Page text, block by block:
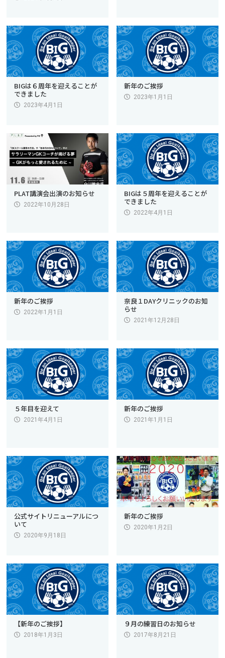
BIGは６周年を迎えることが
できました
2023年4月1日
新年のご挨拶
2023年1月1日
PLAT講演会出演のお知らせ
2022年10月28日
BIGは５周年を迎えることが
できました
2022年4月1日
新年のご挨拶
2022年1月1日
奈良１DAYクリニックのお知
らせ
2021年12月28日
５年目を迎えて
2021年4月1日
新年のご挨拶
2021年1月1日
公式サイトリニューアルにつ
いて
2020年9月18日
新年のご挨拶
2020年1月2日
【新年のご挨拶】
2018年1月3日
９月の練習日のお知らせ
2017年8月21日